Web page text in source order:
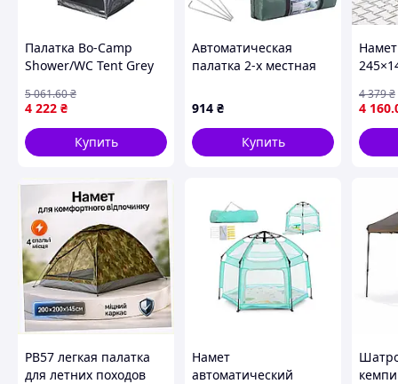
Палатка Bo-Camp
Shower/WC Tent Grey
4 222 ₴
5 061.60₴
Купить
Автоматическая
палатка 2-х местная
Туристическая
палатка / Палатка для
кемпинга
914 ₴
Купить
LU-
4 160
4 379₴
PB57 легкая палатка
для летних походов
Намет
автоматический